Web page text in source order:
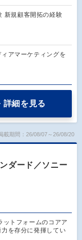
新規顧客開拓の経験
アマーケティングを
詳細を見る
載期間：26/08/07～26/08/20
ダード／ソニー
ットフォームのコアア
を存分に発揮してい